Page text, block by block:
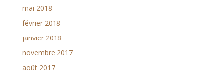
mai 2018
février 2018
janvier 2018
novembre 2017
août 2017